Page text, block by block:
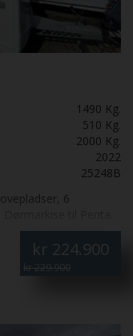
👉 Kontakt os i dag
– denne
1490 Kg.
510 Kg.
2000 Kg.
2022
25248B
6
2 enkeltsenge med
gasvarmeovn
fastliggervogn med
kr 224.900
kr 229.900